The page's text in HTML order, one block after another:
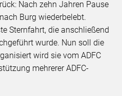
Nach zehn Jahren Pause
Burg wiederbelebt.
Sternfahrt, die anschließend
wurde. Nun soll die
wird sie vom ADFC
mehrerer ADFC-